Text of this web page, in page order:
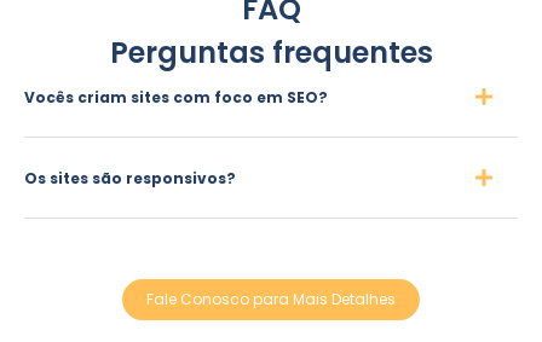
FAQ
Perguntas frequentes
Vocês criam sites com foco em SEO?
Os sites são responsivos?
Fale Conosco para Mais Detalhes